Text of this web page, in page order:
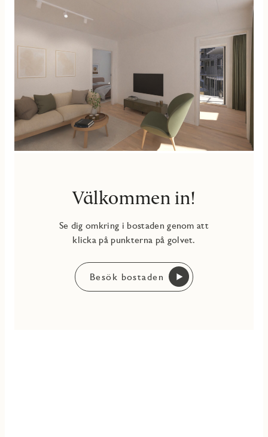
annat kakel och klinker med både kostnadsfria tillval och
ytterligare alternativ i olika prisklasser – i inredningsväljaren
Välkommen in!
Se dig omkring i bostaden genom att
klicka på punkterna på golvet.
Besök bostaden